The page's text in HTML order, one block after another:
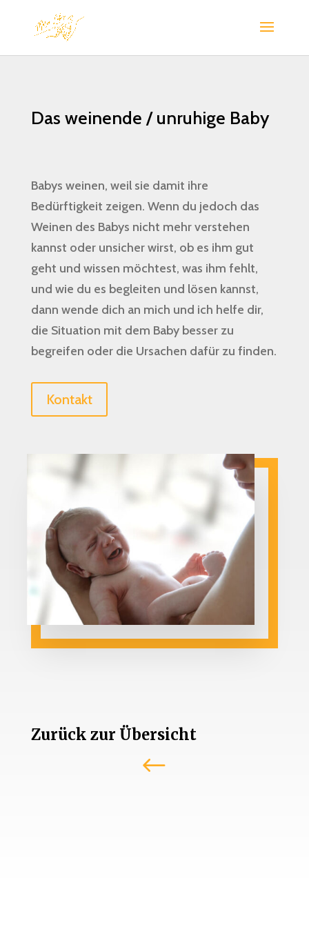
Das weinende / unruhige Baby
Babys weinen, weil sie damit ihre
Bedürftigkeit zeigen. Wenn du jedoch das
Weinen des Babys nicht mehr verstehen
kannst oder unsicher wirst, ob es ihm gut
geht und wissen möchtest, was ihm fehlt,
und wie du es begleiten und lösen kannst,
dann wende dich an mich und ich helfe dir,
die Situation mit dem Baby besser zu
begreifen oder die Ursachen dafür zu finden.
Kontakt
Zurück zur Übersicht
#